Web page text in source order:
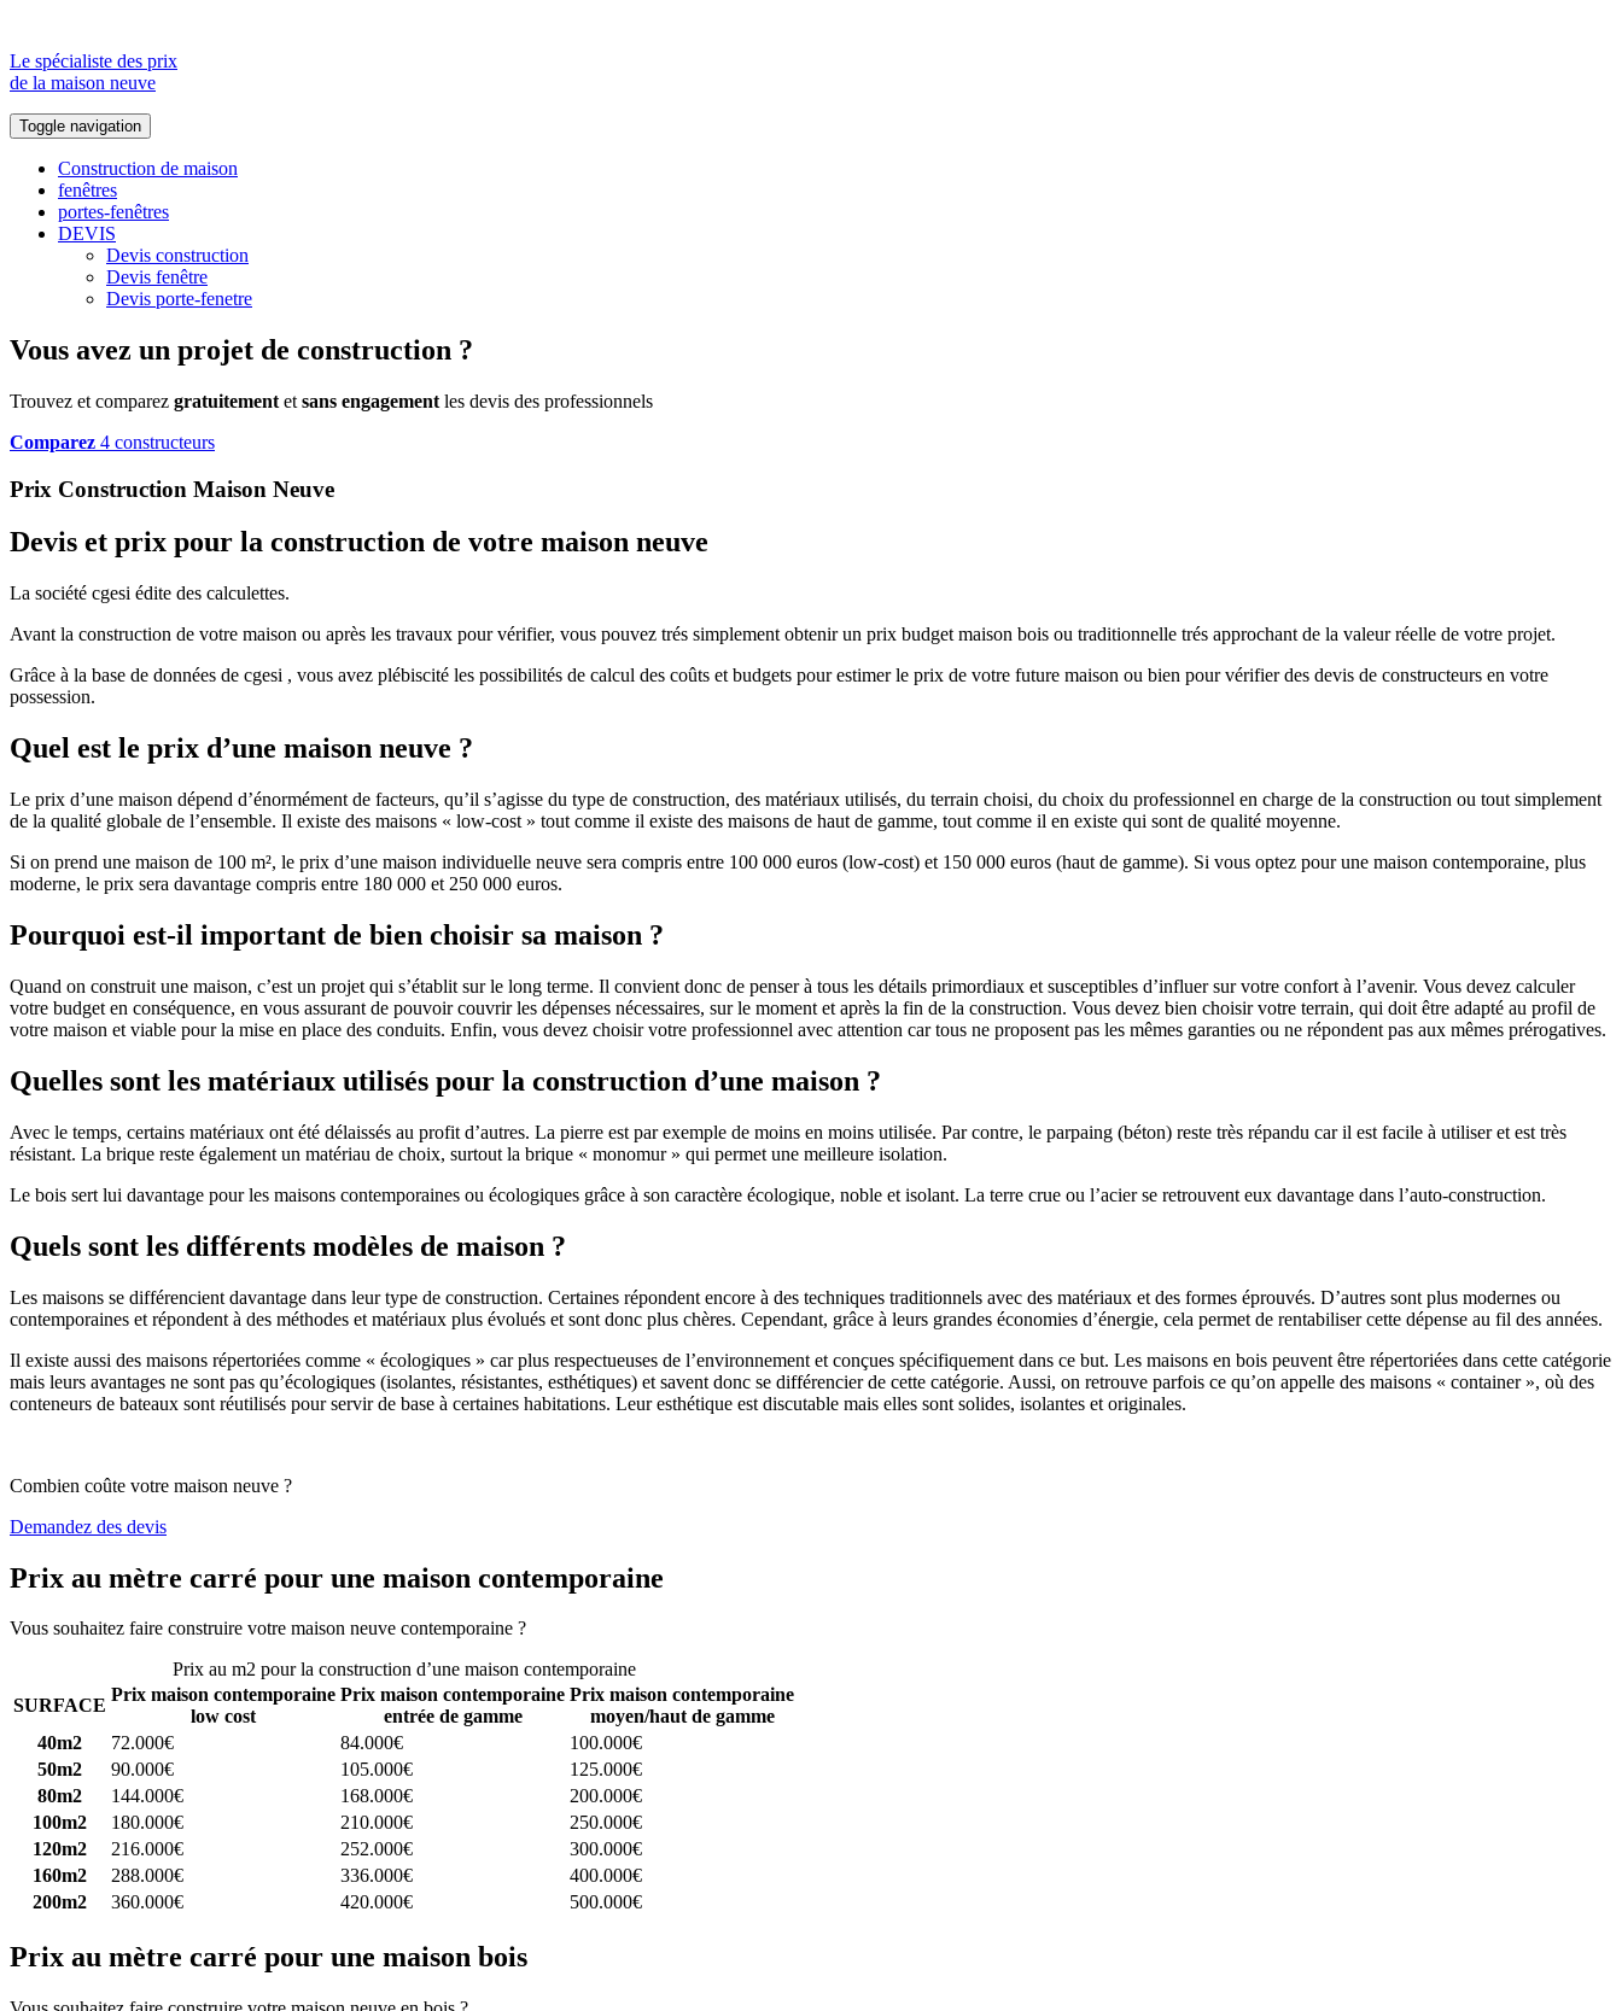
Le spécialiste des prix
de la maison neuve
Toggle navigation
Construction de maison
fenêtres
portes-fenêtres
DEVIS
Devis construction
Devis fenêtre
Devis porte-fenetre
Vous avez un projet de construction ?
Trouvez et comparez gratuitement et sans engagement les devis des professionnels
Comparez 4 constructeurs
Prix Construction Maison Neuve
Devis et prix pour la construction de votre maison neuve
La société cgesi édite des calculettes.
Avant la construction de votre maison ou après les travaux pour vérifier, vous pouvez trés simplement obtenir un prix budget maison bois ou traditionnelle trés approchant de la valeur réelle de votre projet.
Grâce à la base de données de cgesi , vous avez plébiscité les possibilités de calcul des coûts et budgets pour estimer le prix de votre future maison ou bien pour vérifier des devis de constructeurs en votre
possession.
Quel est le prix d’une maison neuve ?
Le prix d’une maison dépend d’énormément de facteurs, qu’il s’agisse du type de construction, des matériaux utilisés, du terrain choisi, du choix du professionnel en charge de la construction ou tout simplement
de la qualité globale de l’ensemble. Il existe des maisons « low-cost » tout comme il existe des maisons de haut de gamme, tout comme il en existe qui sont de qualité moyenne.
Si on prend une maison de 100 m², le prix d’une maison individuelle neuve sera compris entre 100 000 euros (low-cost) et 150 000 euros (haut de gamme). Si vous optez pour une maison contemporaine, plus
moderne, le prix sera davantage compris entre 180 000 et 250 000 euros.
Pourquoi est-il important de bien choisir sa maison ?
Quand on construit une maison, c’est un projet qui s’établit sur le long terme. Il convient donc de penser à tous les détails primordiaux et susceptibles d’influer sur votre confort à l’avenir. Vous devez calculer
votre budget en conséquence, en vous assurant de pouvoir couvrir les dépenses nécessaires, sur le moment et après la fin de la construction. Vous devez bien choisir votre terrain, qui doit être adapté au profil de
votre maison et viable pour la mise en place des conduits. Enfin, vous devez choisir votre professionnel avec attention car tous ne proposent pas les mêmes garanties ou ne répondent pas aux mêmes prérogatives.
Quelles sont les matériaux utilisés pour la construction d’une maison ?
Avec le temps, certains matériaux ont été délaissés au profit d’autres. La pierre est par exemple de moins en moins utilisée. Par contre, le parpaing (béton) reste très répandu car il est facile à utiliser et est très
résistant. La brique reste également un matériau de choix, surtout la brique « monomur » qui permet une meilleure isolation.
Le bois sert lui davantage pour les maisons contemporaines ou écologiques grâce à son caractère écologique, noble et isolant. La terre crue ou l’acier se retrouvent eux davantage dans l’auto-construction.
Quels sont les différents modèles de maison ?
Les maisons se différencient davantage dans leur type de construction. Certaines répondent encore à des techniques traditionnels avec des matériaux et des formes éprouvés. D’autres sont plus modernes ou
contemporaines et répondent à des méthodes et matériaux plus évolués et sont donc plus chères. Cependant, grâce à leurs grandes économies d’énergie, cela permet de rentabiliser cette dépense au fil des années.
Il existe aussi des maisons répertoriées comme « écologiques » car plus respectueuses de l’environnement et conçues spécifiquement dans ce but. Les maisons en bois peuvent être répertoriées dans cette catégorie
mais leurs avantages ne sont pas qu’écologiques (isolantes, résistantes, esthétiques) et savent donc se différencier de cette catégorie. Aussi, on retrouve parfois ce qu’on appelle des maisons « container », où des
conteneurs de bateaux sont réutilisés pour servir de base à certaines habitations. Leur esthétique est discutable mais elles sont solides, isolantes et originales.
Combien coûte votre maison neuve ?
Demandez des devis
Prix au mètre carré pour une maison contemporaine
Vous souhaitez faire construire votre maison neuve contemporaine ?
Prix au m2 pour la construction d’une maison contemporaine
SURFACE
Prix maison contemporaine
low cost
Prix maison contemporaine
entrée de gamme
Prix maison contemporaine
moyen/haut de gamme
40m2
72.000€ 84.000€
100.000€
50m2
90.000€ 105.000€
125.000€
80m2
144.000€ 168.000€
200.000€
100m2
180.000€ 210.000€
250.000€
120m2
216.000€ 252.000€
300.000€
160m2
288.000€ 336.000€
400.000€
200m2
360.000€ 420.000€ 500.000€
Prix au mètre carré pour une maison bois